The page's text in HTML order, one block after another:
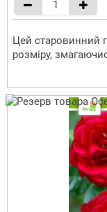
Цей старовинний
розміру,